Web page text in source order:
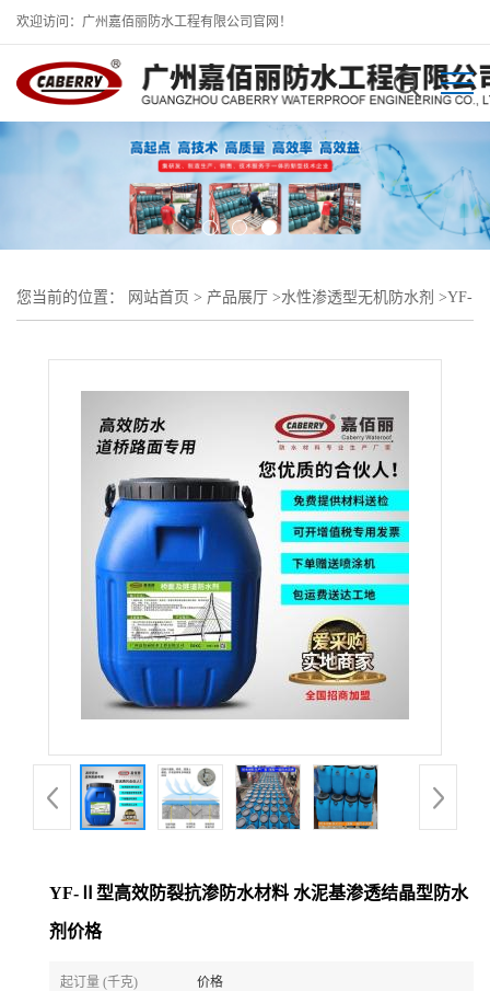
欢迎访问：广州嘉佰丽防水工程有限公司官网！
您当前的位置： 网站首页 > 产品展厅 >水性渗透型无机防水剂 >YF-
YF-Ⅱ型高效防裂抗渗防水材料 水泥基渗透结晶型防水
剂价格
起订量 (千克) 价格